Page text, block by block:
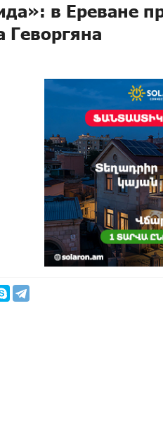
в Ереване
Геворгяна